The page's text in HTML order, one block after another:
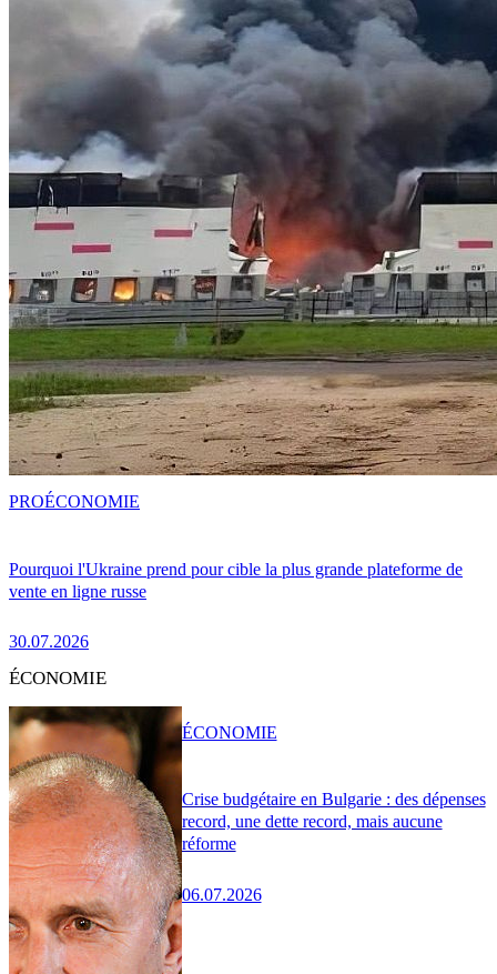
Pourquoi l'Ukraine prend pour cible la plus grande plateforme de
vente en ligne russe
30.07.2026
PROÉCONOMIE
ÉCONOMIE
Crise budgétaire en Bulgarie : des dépenses
record, une dette record, mais aucune
réforme
06.07.2026
ÉCONOMIE